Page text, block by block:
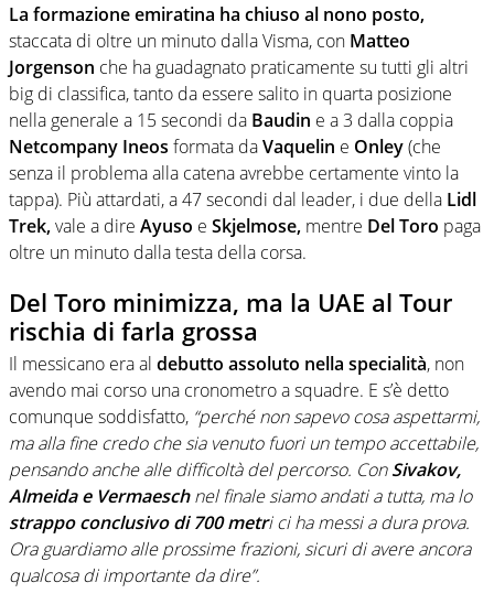
La formazione emiratina ha chiuso al nono posto,
staccata di oltre un minuto dalla Visma, con Matteo
Jorgenson che ha guadagnato praticamente su tutti gli altri
big di classifica, tanto da essere salito in quarta posizione
nella generale a 15 secondi da Baudin e a 3 dalla coppia
Netcompany Ineos formata daVaquelin e Onley(che
senza il problema alla catena avrebbe certamente vinto la
tappa). Più attardati, a 47 secondi dal leader, i due della Lidl
Trek,vale a dire Ayuso e Skjelmose, mentre Del Toro paga
oltre un minuto dalla testa della corsa.
Del Toro minimizza, ma la UAE al Tour
rischia di farla grossa
Il messicano era al debutto assoluto nella specialità, non
avendo mai corso una cronometro a squadre. E s’è detto
comunque soddisfatto, “perché non sapevo cosa aspettarmi,
ma alla fine credo che sia venuto fuori un tempo accettabile,
pensando anche alle difficoltà del percorso. ConSivakov,
Almeida e Vermaeschnel finale siamo andati a tutta, ma lo
strappo conclusivo di 700 metri ci ha messi a dura prova.
Ora guardiamo alle prossime frazioni, sicuri di avere ancora
qualcosa di importante da dire”.